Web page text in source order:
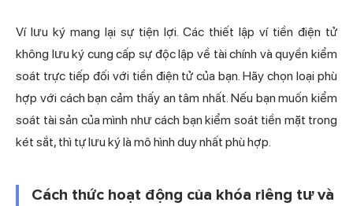
Ví lưu ký mang lại sự tiện lợi. Các thiết lập ví tiền điện tử
không lưu ký cung cấp sự độc lập về tài chính và quyền kiểm
soát trực tiếp đối với tiền điện tử của bạn. Hãy chọn loại phù
hợp với cách bạn cảm thấy an tâm nhất. Nếu bạn muốn kiểm
soát tài sản của mình như cách bạn kiểm soát tiền mặt trong
két sắt, thì tự lưu ký là mô hình duy nhất phù hợp.
Cách thức hoạt động của khóa riêng tư và